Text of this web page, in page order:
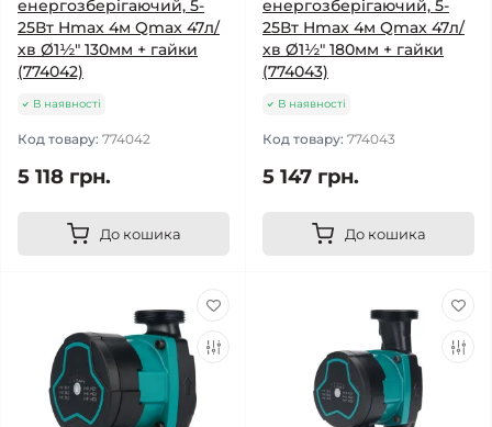
енергозберігаючий, 5-
25Вт Hmax 4м Qmax 47л/
хв Ø1½" 130мм + гайки
(774042)
В наявності
Код товару: 774042
5 118 грн.
До кошика
енергозберігаючий, 5-
25Вт Hmax 4м Qmax 47л/
хв Ø1½" 180мм + гайки
(774043)
В наявності
Код товару: 774043
5 147 грн.
До кошика